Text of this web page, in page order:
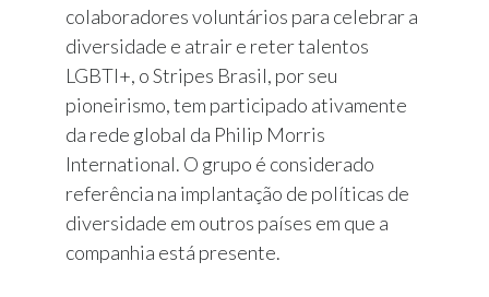
colaboradores voluntários para celebrar a
diversidade e atrair e reter talentos
LGBTI+, o Stripes Brasil, por seu
pioneirismo, tem participado ativamente
da rede global da Philip Morris
International. O grupo é considerado
referência na implantação de políticas de
diversidade em outros países em que a
companhia está presente.